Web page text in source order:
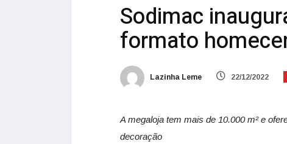
Sodimac
formato
Lazinha Leme 22/12/2022
A megaloja tem mais de 10.000 m² e
decoração